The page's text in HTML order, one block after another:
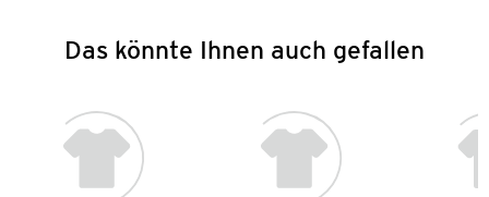
Das könnte Ihnen auch gefallen